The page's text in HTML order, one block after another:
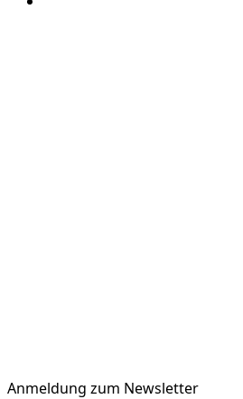
Anmeldung zum Newsletter